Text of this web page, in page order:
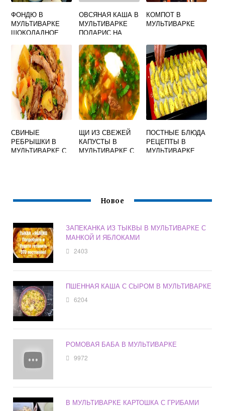
ФОНДЮ В
МУЛЬТИВАРКЕ
ШОКОЛАДНОЕ
ОВСЯНАЯ КАША В
МУЛЬТИВАРКЕ
ПОЛАРИС НА
ОТЛОЖЕННЫМ
СТАРТОМ
КОМПОТ В
МУЛЬТИВАРКЕ
СВИНЫЕ
РЕБРЫШКИ В
МУЛЬТИВАРКЕ С
ЩИ ИЗ СВЕЖЕЙ
КАПУСТЫ В
МУЛЬТИВАРКЕ С
ПОСТНЫЕ БЛЮДА
РЕЦЕПТЫ В
МУЛЬТИВАРКЕ
Новое
ЗАПЕКАНКА ИЗ ТЫКВЫ В МУЛЬТИВАРКЕ С
МАНКОЙ И ЯБЛОКАМИ
2403
ПШЕННАЯ КАША С СЫРОМ В МУЛЬТИВАРКЕ
6204
РОМОВАЯ БАБА В МУЛЬТИВАРКЕ
9972
В МУЛЬТИВАРКЕ КАРТОШКА С ГРИБАМИ